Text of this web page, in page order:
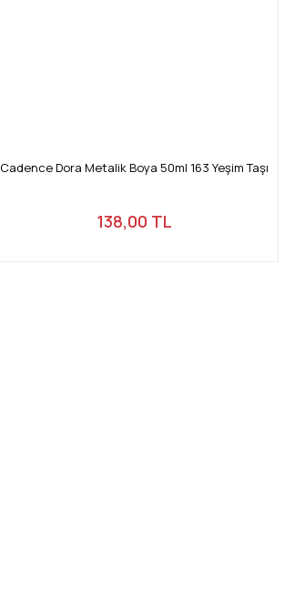
Cadence Dora Metalik Boya 50ml 163 Yeşim Taşı
138,00 TL